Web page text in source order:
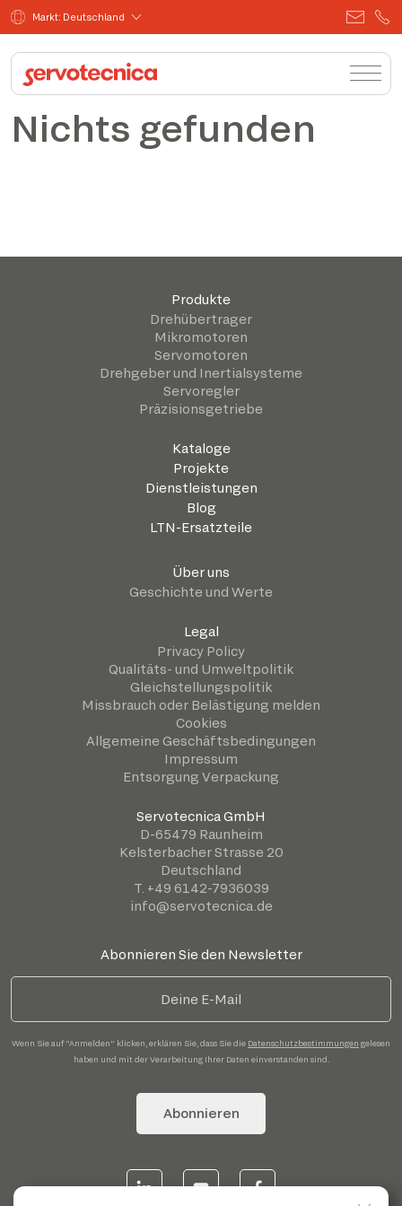
Markt: Deutschland
Nichts gefunden
Produkte
Drehübertrager
Mikromotoren
Servomotoren
Drehgeber und Inertialsysteme
Servoregler
Präzisionsgetriebe
Kataloge
Projekte
Dienstleistungen
Blog
LTN-Ersatzteile
Über uns
Geschichte und Werte
Legal
Privacy Policy
Qualitäts- und Umweltpolitik
Gleichstellungspolitik
Missbrauch oder Belästigung melden
Cookies
Allgemeine Geschäftsbedingungen
Impressum
Entsorgung Verpackung
Servotecnica GmbH
D-65479 Raunheim
Kelsterbacher Strasse 20
Deutschland
T. +49 6142-7936039
info@servotecnica.de
Abonnieren Sie den Newsletter
Wenn Sie auf "Anmelden" klicken, erklären Sie, dass Sie die Datenschutzbestimmungen gelesen
haben und mit der Verarbeitung Ihrer Daten einverstanden sind.
Abonnieren